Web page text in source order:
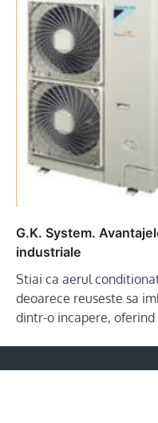
G.K. System.
industriale
Stiai ca aerul
deoarece reuseste sa
dintr-o incapere,